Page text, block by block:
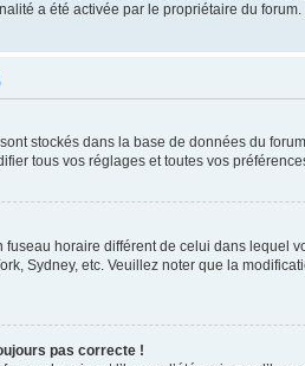
a été activée par le propriétaire du
stockés dans la base de données du
tous vos réglages et toutes vos
fuseau horaire différent de celui dans
Sydney, etc. Veuillez noter que la
pas correcte !